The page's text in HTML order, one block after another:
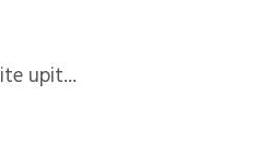
upit...